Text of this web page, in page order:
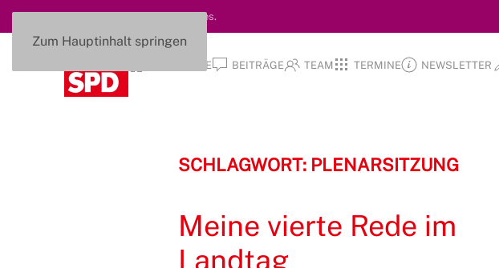
Zum Hauptinhalt springen
Diese Seite nutzt keine Cookies.
STARTSEITE BEITRÄGE TEAM TERMINE NEWSLETTER
SCHLAGWORT: PLENARSITZUNG
Meine vierte Rede im
Landtag